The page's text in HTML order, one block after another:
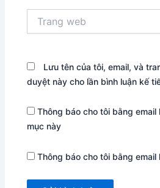
web
Lưu tên của tôi, email, và
duyệt này cho lần bình luận kế
Thông báo cho tôi bằng email
mục này
Thông báo cho tôi bằng